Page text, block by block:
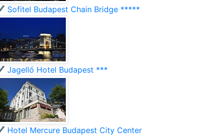
Sofitel Budapest Chain Bridge *****
Jagelló Hotel Budapest ***
Hotel Mercure Budapest City Center